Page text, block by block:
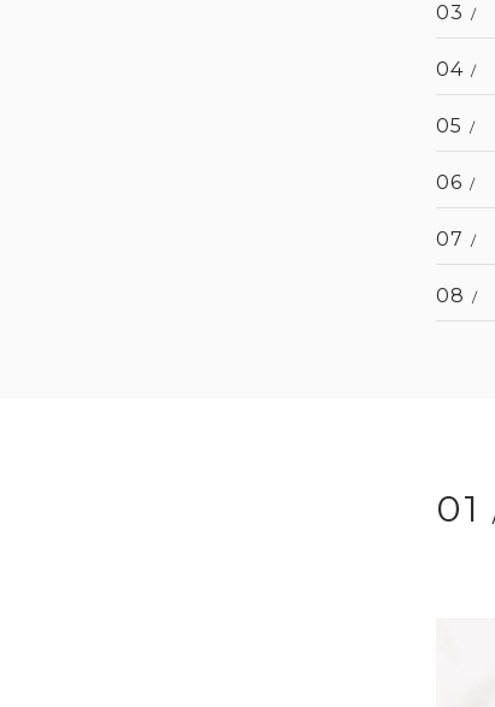
03
04
05
06
07
08
01